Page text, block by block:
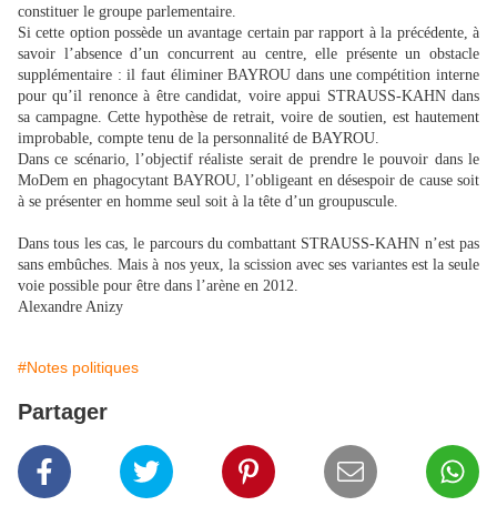
constituer le groupe parlementaire.
Si cette option possède un avantage certain par rapport à la précédente, à
savoir l’absence d’un concurrent au centre, elle présente un obstacle
supplémentaire : il faut éliminer BAYROU dans une compétition interne
pour qu’il renonce à être candidat, voire appui STRAUSS-KAHN dans
sa campagne. Cette hypothèse de retrait, voire de soutien, est hautement
improbable, compte tenu de la personnalité de BAYROU.
Dans ce scénario, l’objectif réaliste serait de prendre le pouvoir dans le
MoDem en phagocytant BAYROU, l’obligeant en désespoir de cause soit
à se présenter en homme seul soit à la tête d’un groupuscule.
Dans tous les cas, le parcours du combattant STRAUSS-KAHN n’est pas
sans embûches. Mais à nos yeux, la scission avec ses variantes est la seule
voie possible pour être dans l’arène en 2012.
Alexandre Anizy
#Notes politiques
Partager